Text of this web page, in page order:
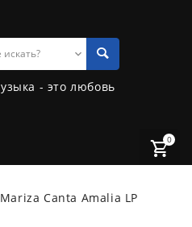
- это любовь
0
Mariza Canta Amalia LP